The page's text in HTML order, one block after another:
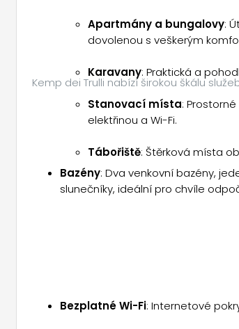
Apartmány a bungalovy:
dovolenou s veškerým
Karavany: Praktická a
Stanovací místa:
elektřinou a Wi-Fi.
Tábořiště: Štěrková místa
Kemp dei Trulli nabízí širokou škálu
Bazény: Dva venkovní bazény,
slunečníky, ideální pro chvíle
Bezplatné Wi-Fi: Internetové